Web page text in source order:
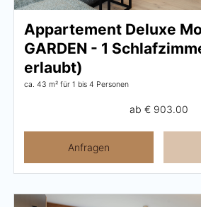
Wohnen
Wohnen im Überblick
Appartements
Zimmer
Appartement Deluxe
GARDEN - 1
erlaubt)
ca. 43 m² für 1 bis 4 Personen
ab € 903.00
Anfragen